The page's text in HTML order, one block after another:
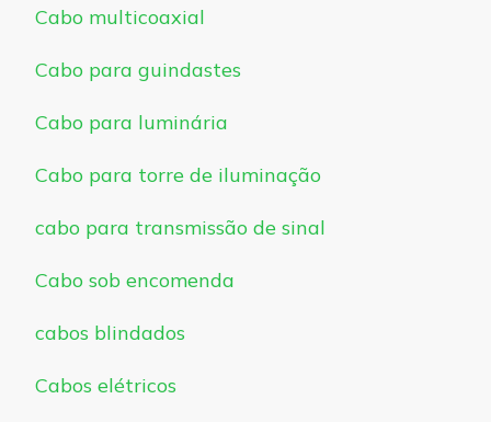
Cabo multicoaxial
Cabo para guindastes
Cabo para luminária
Cabo para torre de iluminação
cabo para transmissão de sinal
Cabo sob encomenda
cabos blindados
Cabos elétricos